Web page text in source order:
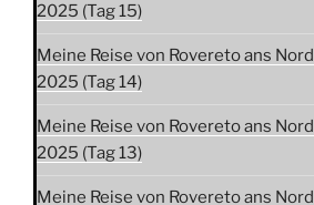
2025 (Tag 15)
Meine Reise von Rovereto ans
2025 (Tag 14)
Meine Reise von Rovereto ans
2025 (Tag 13)
Meine Reise von Rovereto ans